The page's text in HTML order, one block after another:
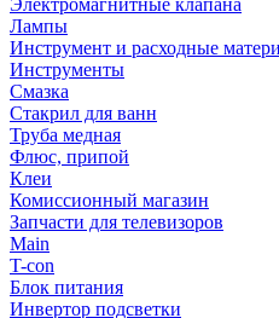
Электромагнитные клапана
Лампы
Инструмент и расходные
Инструменты
Смазка
Стакрил для ванн
Труба медная
Флюс, припой
Клеи
Комиссионный магазин
Запчасти для телевизоров
Main
T-con
Блок питания
Инвертор подсветки